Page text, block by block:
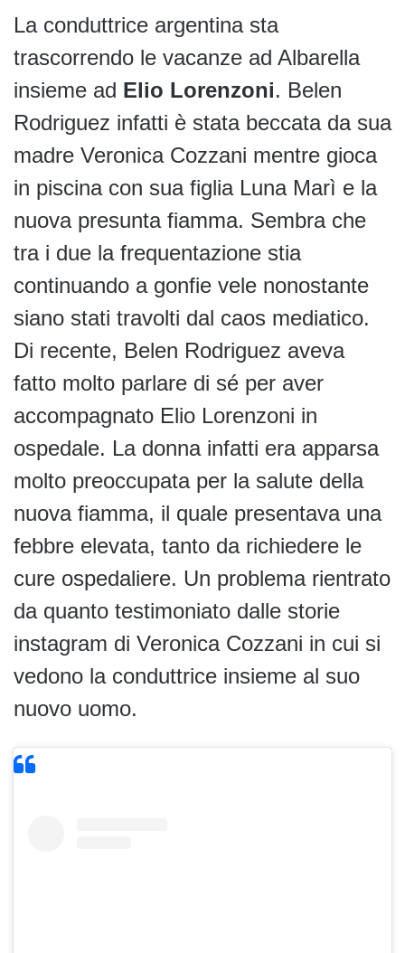
La conduttrice argentina sta
trascorrendo le vacanze ad Albarella
insieme ad Elio Lorenzoni. Belen
Rodriguez infatti è stata beccata da sua
madre Veronica Cozzani mentre gioca
in piscina con sua figlia Luna Marì e la
nuova presunta fiamma. Sembra che
tra i due la frequentazione stia
continuando a gonfie vele nonostante
siano stati travolti dal caos mediatico.
Di recente, Belen Rodriguez aveva
fatto molto parlare di sé per aver
accompagnato Elio Lorenzoni in
ospedale. La donna infatti era apparsa
molto preoccupata per la salute della
nuova fiamma, il quale presentava una
febbre elevata, tanto da richiedere le
cure ospedaliere. Un problema rientrato
da quanto testimoniato dalle storie
instagram di Veronica Cozzani in cui si
vedono la conduttrice insieme al suo
nuovo uomo.